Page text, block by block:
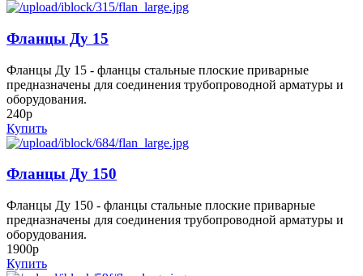
Фланцы Ду 15
Фланцы Ду 15 - фланцы стальные плоские приварные
предназначены для соединения трубопроводной арматуры и
оборудования.
240р
Купить
Фланцы Ду 150
Фланцы Ду 150 - фланцы стальные плоские приварные
предназначены для соединения трубопроводной арматуры и
оборудования.
1900р
Купить